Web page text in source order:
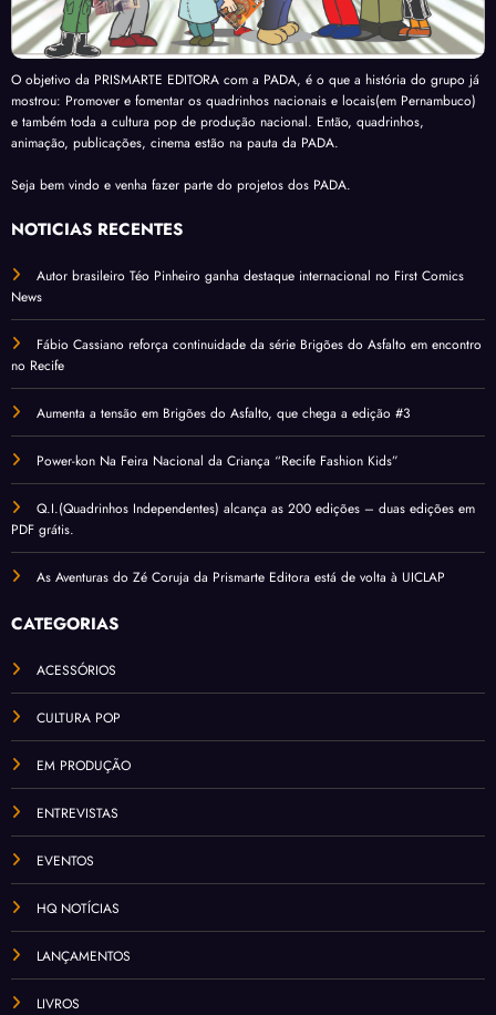
O objetivo da PRISMARTE EDITORA com a PADA, é o que a história do grupo já
mostrou: Promover e fomentar os quadrinhos nacionais e locais(em Pernambuco)
e também toda a cultura pop de produção nacional. Então, quadrinhos,
animação, publicações, cinema estão na pauta da PADA.
Seja bem vindo e venha fazer parte do projetos dos PADA.
NOTÍCIAS RECENTES
Autor brasileiro Téo Pinheiro ganha destaque internacional no First Comics
News
Fábio Cassiano reforça continuidade da série Brigões do Asfalto em encontro
no Recife
Aumenta a tensão em Brigões do Asfalto, que chega a edição #3
Power-kon Na Feira Nacional da Criança “Recife Fashion Kids”
Q.I.(Quadrinhos Independentes) alcança as 200 edições – duas edições em
PDF grátis.
As Aventuras do Zé Coruja da Prismarte Editora está de volta à UICLAP
CATEGORIAS
ACESSÓRIOS
CULTURA POP
EM PRODUÇÃO
ENTREVISTAS
EVENTOS
HQ NOTÍCIAS
LANÇAMENTOS
LIVROS